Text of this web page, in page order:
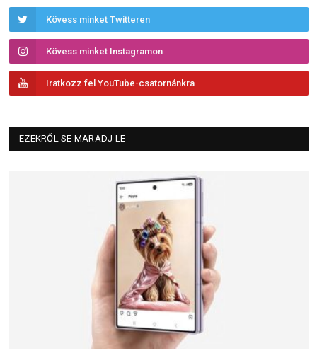
Kövess minket Twitteren
Kövess minket Instagramon
Iratkozz fel YouTube-csatornánkra
EZEKRŐL SE MARADJ LE